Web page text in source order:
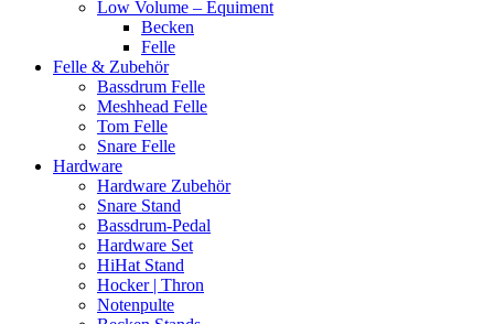
Low Volume – Equiment
Becken
Felle
Felle & Zubehör
Bassdrum Felle
Meshhead Felle
Tom Felle
Snare Felle
Hardware
Hardware Zubehör
Snare Stand
Bassdrum-Pedal
Hardware Set
HiHat Stand
Hocker | Thron
Notenpulte